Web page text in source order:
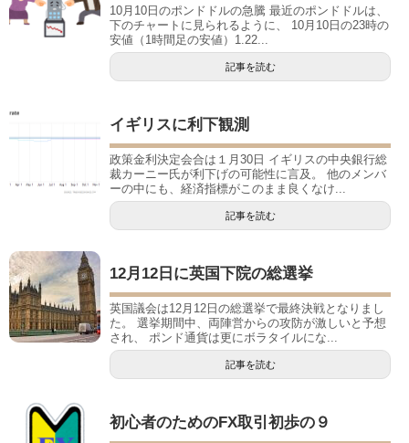
10月10日のポンドドルの急騰 最近のポンドドルは、
下のチャートに見られるように、 10月10日の23時の
安値（1時間足の安値）1.22...
記事を読む
イギリスに利下観測
政策金利決定会合は１月30日 イギリスの中央銀行総
裁カーニー氏が利下げの可能性に言及。 他のメンバ
ーの中にも、経済指標がこのまま良くなけ...
記事を読む
12月12日に英国下院の総選挙
英国議会は12月12日の総選挙で最終決戦となりまし
た。 選挙期間中、両陣営からの攻防が激しいと予想
され、 ポンド通貨は更にボラタイルにな...
記事を読む
初心者のためのFX取引初歩の９